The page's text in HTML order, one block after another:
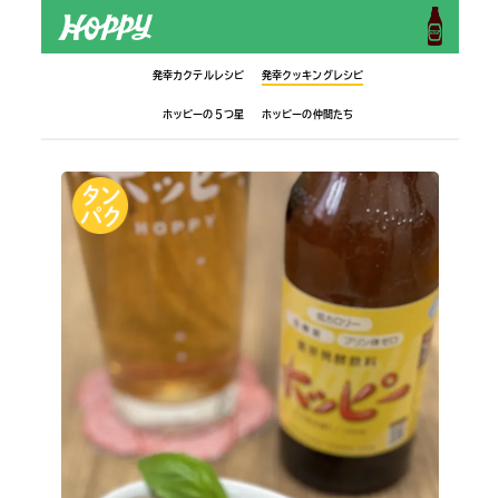
発幸カクテルレシピ 発幸クッキングレシピ
ホッピーの５つ星 ホッピーの仲間たち